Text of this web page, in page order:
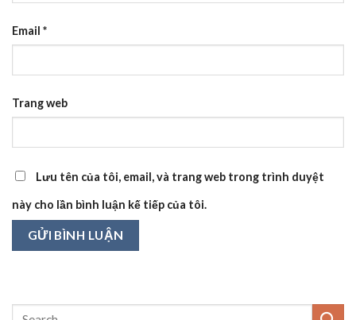
Email *
Trang web
Lưu tên của tôi, email, và trang web trong trình duyệt
này cho lần bình luận kế tiếp của tôi.